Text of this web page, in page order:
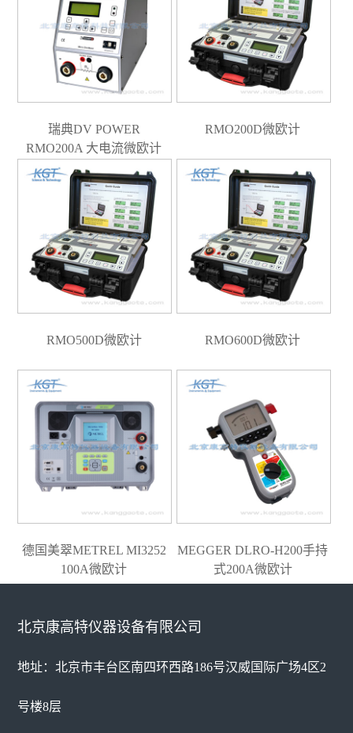
瑞典DV POWER
RMO200A 大电流微欧计
RMO200D微欧计
RMO500D微欧计 RMO600D微欧计
德国美翠METREL MI3252
100A微欧计
MEGGER DLRO-H200手持
式200A微欧计
北京康高特仪器设备有限公司
地址：北京市丰台区南四环西路186号汉威国际广场4区2
号楼8层